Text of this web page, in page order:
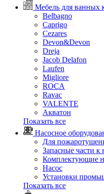
Мебель для ванных
Belbagno
Caprigo
Cezares
Devon&Devon
Dreja
Jacob Delafon
Laufen
Migliore
ROCA
Rаvac
VALENTE
Акватон
Показать все
Насосное
Для
Запасные части к
Комплектующие
Насос
Установки
Показать все